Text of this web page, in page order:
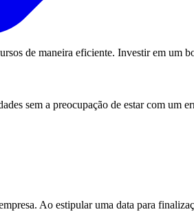
de maneira eficiente. Investir em um
sem a preocupação de estar com um
Ao estipular uma data para